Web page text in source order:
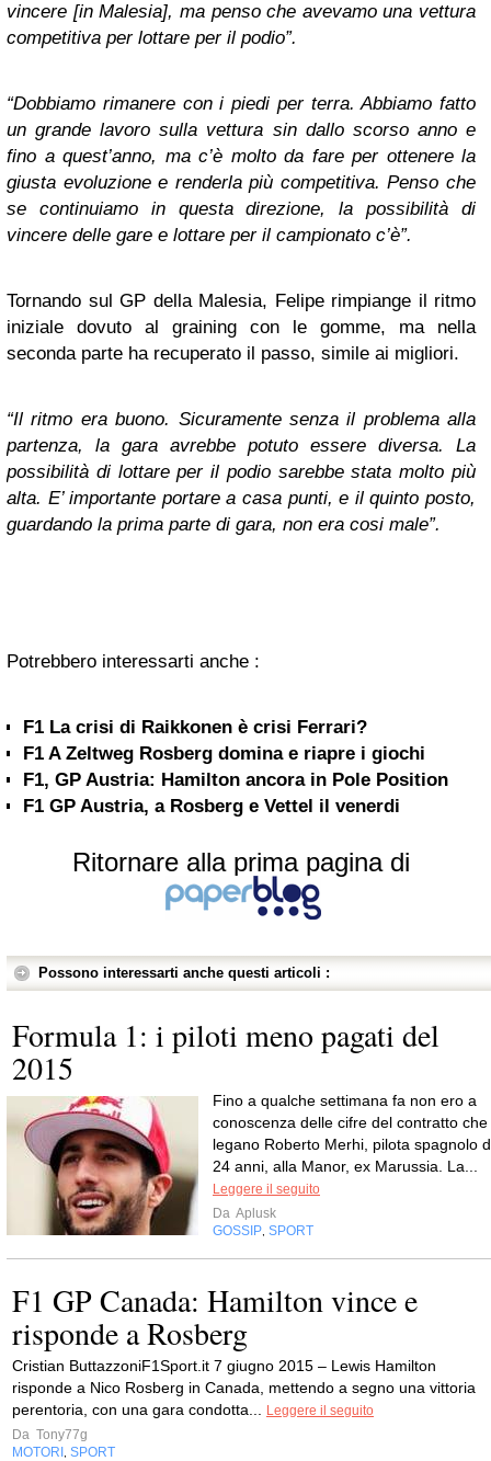
vincere [in Malesia], ma penso che avevamo una vettura
competitiva per lottare per il podio”.
“Dobbiamo rimanere con i piedi per terra. Abbiamo fatto
un grande lavoro sulla vettura sin dallo scorso anno e
fino a quest’anno, ma c’è molto da fare per ottenere la
giusta evoluzione e renderla più competitiva. Penso che
se continuiamo in questa direzione, la possibilità di
vincere delle gare e lottare per il campionato c’è”.
Tornando sul GP della Malesia, Felipe rimpiange il ritmo
iniziale dovuto al graining con le gomme, ma nella
seconda parte ha recuperato il passo, simile ai migliori.
“Il ritmo era buono. Sicuramente senza il problema alla
partenza, la gara avrebbe potuto essere diversa. La
possibilità di lottare per il podio sarebbe stata molto più
alta. E’ importante portare a casa punti, e il quinto posto,
guardando la prima parte di gara, non era cosi male”.
Potrebbero interessarti anche :
F1 La crisi di Raikkonen è crisi Ferrari?
F1 A Zeltweg Rosberg domina e riapre i giochi
F1, GP Austria: Hamilton ancora in Pole Position
F1 GP Austria, a Rosberg e Vettel il venerdi
Ritornare alla prima pagina di
Possono interessarti anche questi articoli :
Formula 1: i piloti meno pagati del
2015
Fino a qualche settimana fa non ero a
conoscenza delle cifre del contratto che
legano Roberto Merhi, pilota spagnolo
24 anni, alla Manor, ex Marussia. La...
Leggere il seguito
Da Aplusk
GOSSIP SPORT
F1 GP Canada: Hamilton vince e
risponde a Rosberg
Cristian ButtazzoniF1Sport.it 7 giugno 2015 – Lewis Hamilton
risponde a Nico Rosberg in Canada, mettendo a segno una vittoria
perentoria, con una gara condotta...
Leggere il seguito
Da Tony77g
MOTORI
SPORT